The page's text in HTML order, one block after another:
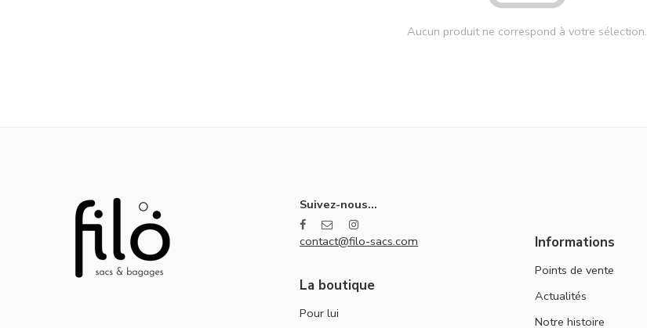
Aucun produit ne correspond à votre sélection.
Suivez-nous...
contact@filo-sacs.com
La boutique
Pour lui
Informations
Points de vente
Actualités
Notre histoire